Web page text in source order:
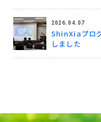
2026.04.07
ShinXiaプロ
しました